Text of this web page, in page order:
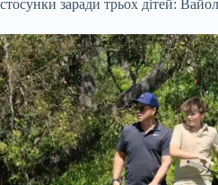
стосунки заради трьох дітей: